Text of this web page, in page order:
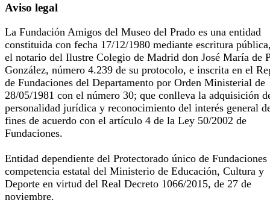
Aviso legal
La Fundación Amigos del Museo del Prado es una entidad
constituida con fecha 17/12/1980 mediante escritura
el notario del Ilustre Colegio de Madrid don José María de
González, número 4.239 de su protocolo, e inscrita en el
de Fundaciones del Departamento por Orden Ministerial de
28/05/1981 con el número 30; que conlleva la adquisición
personalidad jurídica y reconocimiento del interés general
fines de acuerdo con el artículo 4 de la Ley 50/2002 de
Fundaciones.
Entidad dependiente del Protectorado único de Fundaciones
competencia estatal del Ministerio de Educación, Cultura y
Deporte en virtud del Real Decreto 1066/2015, de 27 de
noviembre.